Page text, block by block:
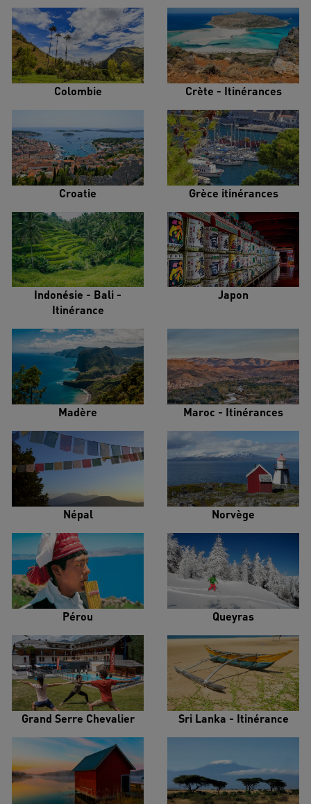
Colombie Crète - Itinérances
Croatie Grèce itinérances
Indonésie - Bali -
Itinérance
Japon
Madère Maroc - Itinérances
Népal Norvège
Pérou Queyras
Grand Serre Chevalier Sri Lanka - Itinérance